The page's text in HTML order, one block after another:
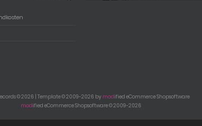
© 2026 | Template © 2009-2026 bymodified eCommerce Shopsoftware
modified eCommerce Shopsoftware © 2009-2026